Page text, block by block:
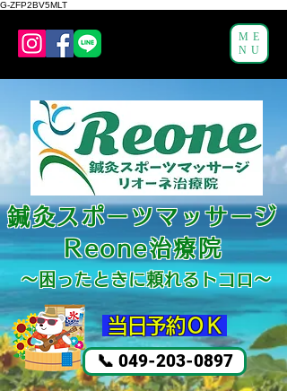
G-ZFP2BV5MLT
鍼灸スポーツマッサージ
Reone治療院
～困ったときに頼れるトコロ～
​ 当日予約ＯＫ
📞 049-203-0897
ME
NU